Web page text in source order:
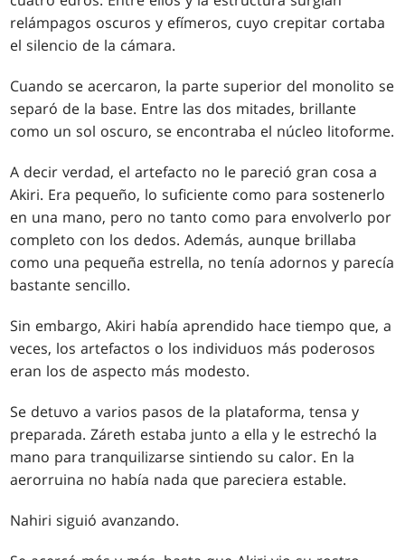
relámpagos oscuros y efímeros, cuyo crepitar cortaba
el silencio de la cámara.
Cuando se acercaron, la parte superior del monolito se
separó de la base. Entre las dos mitades, brillante
como un sol oscuro, se encontraba el núcleo litoforme.
A decir verdad, el artefacto no le pareció gran cosa a
Akiri. Era pequeño, lo suficiente como para sostenerlo
en una mano, pero no tanto como para envolverlo por
completo con los dedos. Además, aunque brillaba
como una pequeña estrella, no tenía adornos y parecía
bastante sencillo.
Sin embargo, Akiri había aprendido hace tiempo que, a
veces, los artefactos o los individuos más poderosos
eran los de aspecto más modesto.
Se detuvo a varios pasos de la plataforma, tensa y
preparada. Záreth estaba junto a ella y le estrechó la
mano para tranquilizarse sintiendo su calor. En la
aerorruina no había nada que pareciera estable.
Nahiri siguió avanzando.